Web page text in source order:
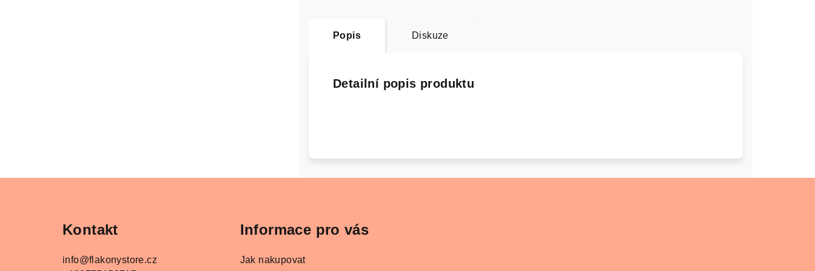
Popis Diskuze
Detailní popis produktu
Kontakt
info@flakonystore.cz
Informace pro vás
Jak nakupovat